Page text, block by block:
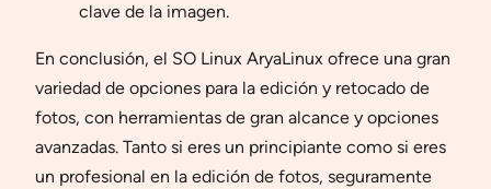
clave de la imagen.
En conclusión, el SO Linux AryaLinux ofrece una gran
variedad de opciones para la edición y retocado de
fotos, con herramientas de gran alcance y opciones
avanzadas. Tanto si eres un principiante como si eres
un profesional en la edición de fotos, seguramente